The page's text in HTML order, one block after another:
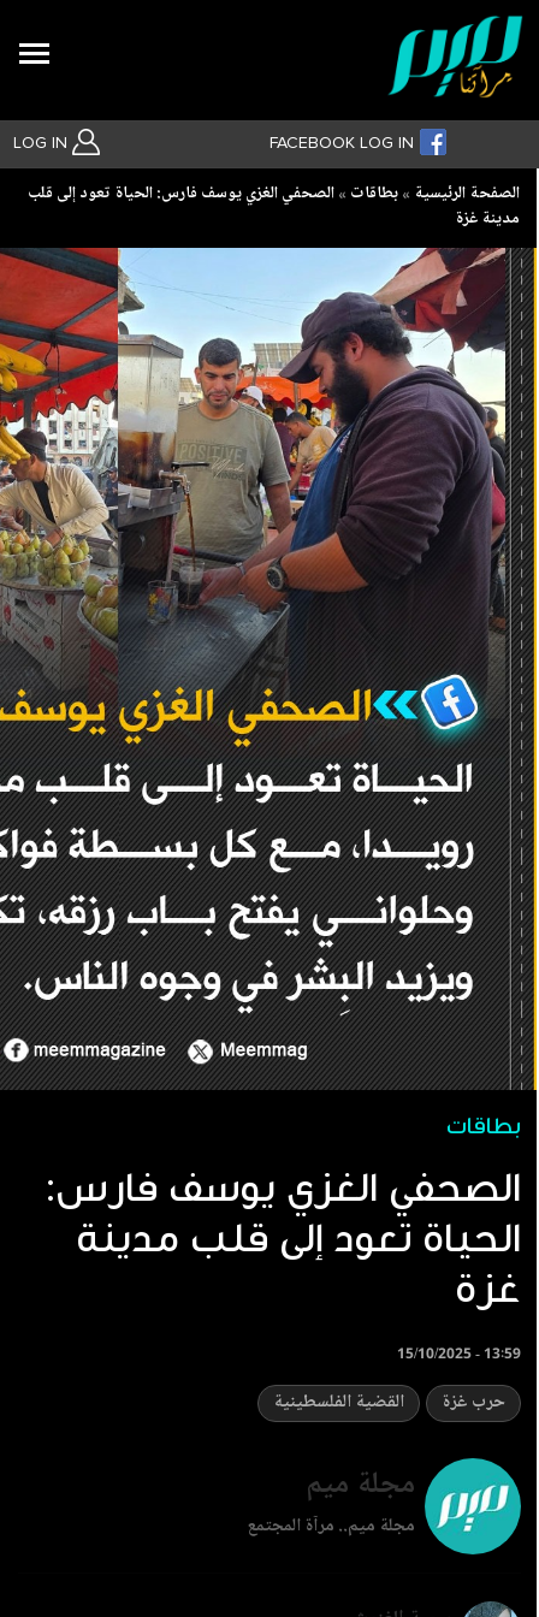
LOG IN FACEBOOK LOG IN
بحث متقدم
Breadcrumb
الصفحة الرئيسية بطاقات
الصحفي الغزي يوسف فارس: الحياة تعود إلى قلب
مدينة غزة
بطاقات
الصحفي الغزي يوسف فارس:
الحياة تعود إلى قلب مدينة
غزة
15/10/2025 - 13:59
حرب غزة القضية الفلسطينية
مجلة ميم
مجلة ميم.. مرآة المجتمع